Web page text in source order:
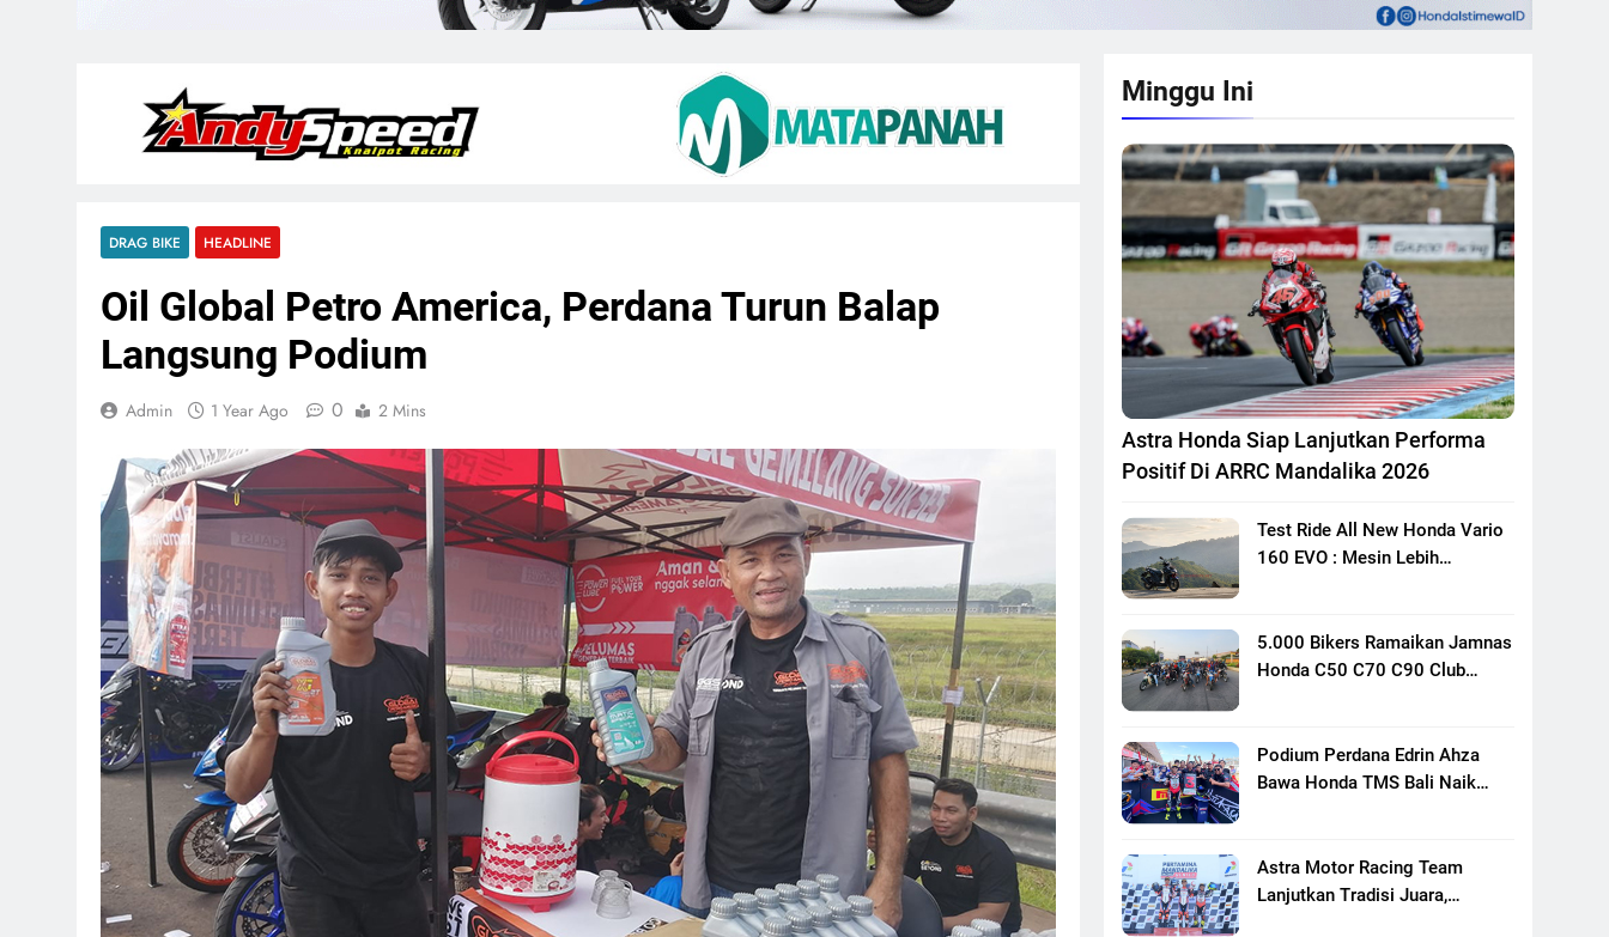
DRAG BIKE HEADLINE
Oil Global Petro America, Perdana Turun Balap
Langsung Podium
Admin 1 Year Ago 0 2 Mins
Minggu Ini
Astra Honda Siap Lanjutkan Performa
Positif Di ARRC Mandalika 2026
Test Ride All New Honda Vario
160 EVO : Mesin Lebih
5.000 Bikers Ramaikan Jamnas
Honda C50 C70 C90 Club
Motor Klasik Honda
Podium Perdana Edrin Ahza
Bawa Honda TMS Bali Naik
Astra Motor Racing Team
Lanjutkan Tradisi Juara,